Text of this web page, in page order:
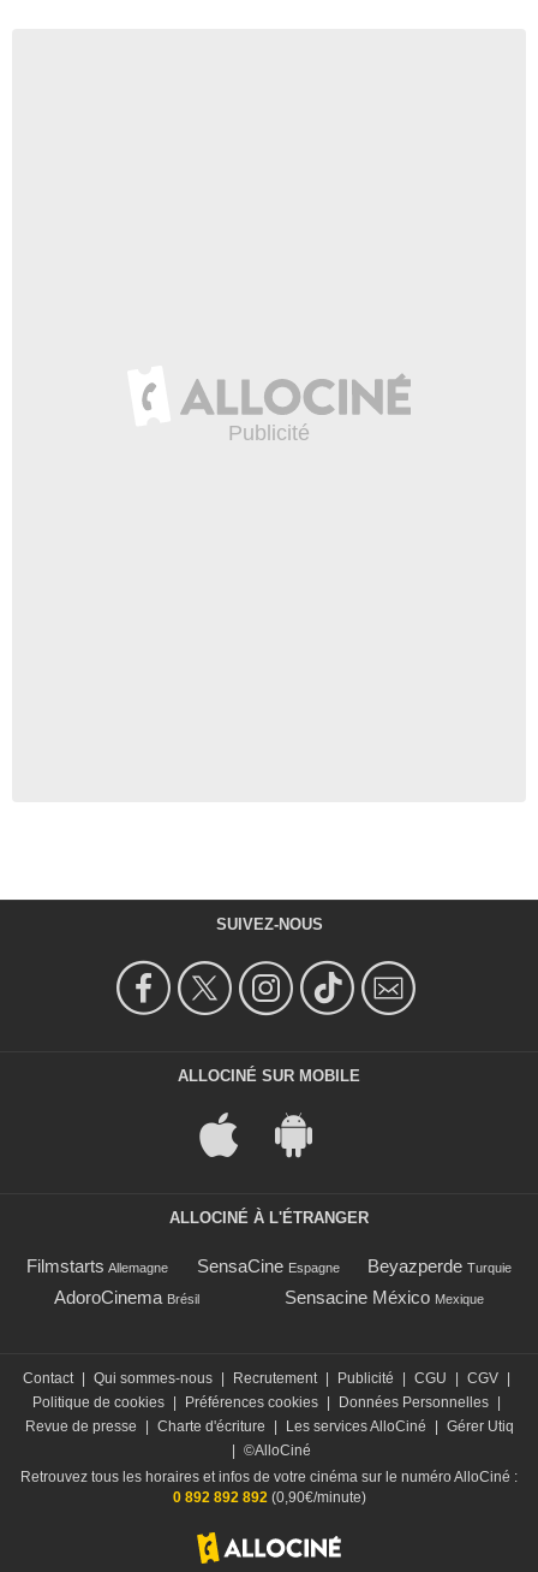
SUIVEZ-NOUS
ALLOCINÉ SUR MOBILE
ALLOCINÉ À L'ÉTRANGER
Filmstarts Allemagne SensaCine Espagne Beyazperde Turquie
AdoroCinema Brésil Sensacine México Mexique
Contact Qui sommes-nous Recrutement Publicité CGU CGV
Politique de cookies
Préférences cookies Données Personnelles
Revue de presse
Charte d'écriture Les services AlloCiné
Gérer Utiq
©AlloCiné
Retrouvez tous les horaires et infos de votre cinéma sur le numéro AlloCiné :
0 892 892 892(0,90€/minute)